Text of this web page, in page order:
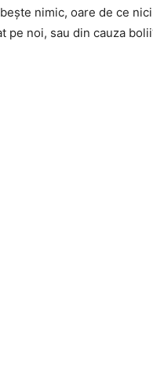
nimic, oare de ce
noi, sau din cauza